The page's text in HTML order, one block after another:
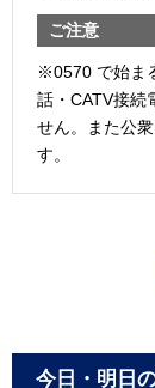
ご注意
※0570 で始ま
話・CATV接続
せん。また公
す。
今日・明日